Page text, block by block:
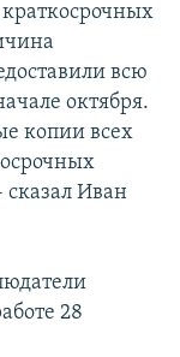
всю
октября.
копии всех
Иван
28